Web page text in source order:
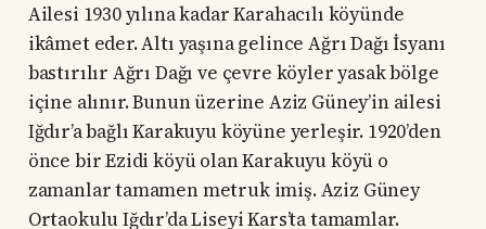
Ailesi 1930 yılına kadar Karahacılı köyünde
ikâmet eder. Altı yaşına gelince Ağrı Dağı İsyanı
bastırılır Ağrı Dağı ve çevre köyler yasak bölge
içine alınır. Bunun üzerine Aziz Güney’in ailesi
Iğdır’a bağlı Karakuyu köyüne yerleşir. 1920’den
önce bir Ezidi köyü olan Karakuyu köyü o
zamanlar tamamen metruk imiş. Aziz Güney
Ortaokulu Iğdır’da Liseyi Kars’ta tamamlar.